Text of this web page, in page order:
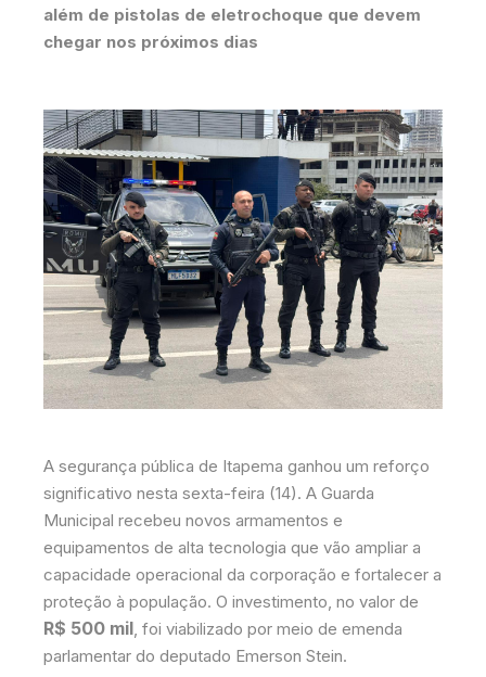
além de pistolas de eletrochoque que devem
chegar nos próximos dias
A segurança pública de Itapema ganhou um reforço
significativo nesta sexta-feira (14). A Guarda
Municipal recebeu novos armamentos e
equipamentos de alta tecnologia que vão ampliar a
capacidade operacional da corporação e fortalecer a
proteção à população. O investimento, no valor de
R$ 500 mil , foi viabilizado por meio de emenda
parlamentar do deputado Emerson Stein.